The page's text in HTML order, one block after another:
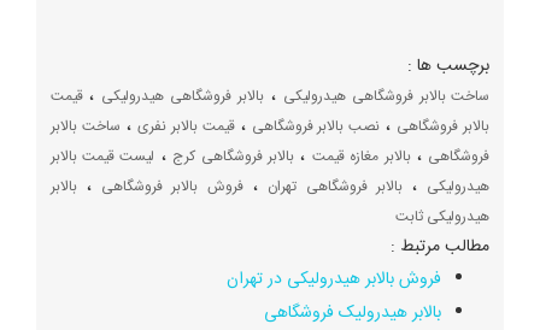
برچسب ها :
ساخت بالابر فروشگاهی هیدرولیکی ، بالابر فروشگاهی هیدرولیکی ،قیمت
بالابر فروشگاهی ، نصب بالابر فروشگاهی ،قیمت بالابر نفری ، ساخت بالابر
فروشگاهی ،بالابر مغازه قیمت ، بالابر فروشگاهی کرج ، لیست قیمت بالابر
هیدرولیکی ،بالابر فروشگاهی تهران ،فروش بالابر فروشگاهی ،بالابر
هیدرولیکی ثابت
مطالب مرتبط :
فروش بالابر هیدرولیکی در تهران
بالابر هیدرولیک فروشگاهی